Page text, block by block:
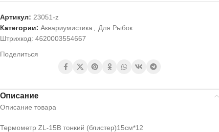
Артикул: 23051-z
Категории: Аквариумистика
Для Рыбок
Штрихкод: 4620003554667
Поделиться
Описание
Описание товара
Термометр ZL-15В тонкий (блистер)15см*12